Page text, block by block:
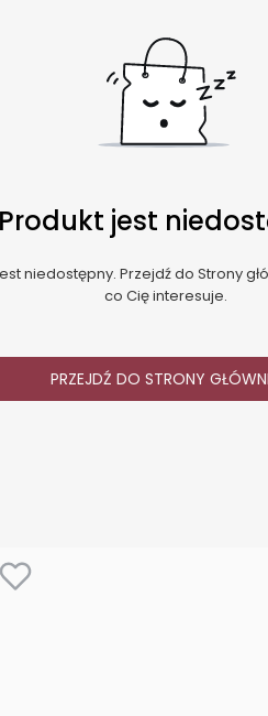
Produkt jest
niedostępny. Przejdź do Strony
co Cię interesuje.
PRZEJDŹ DO STRONY